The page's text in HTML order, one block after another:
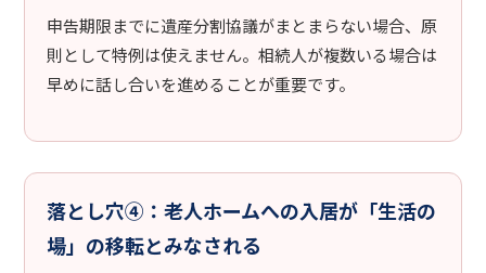
申告期限までに遺産分割協議がまとまらない場合、原
則として特例は使えません。相続人が複数いる場合は
早めに話し合いを進めることが重要です。
落とし穴④：老人ホームへの入居が「生活の
場」の移転とみなされる